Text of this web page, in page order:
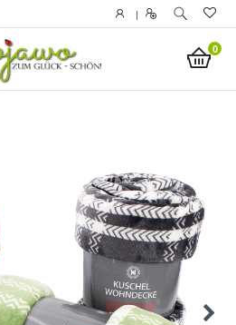
|
0